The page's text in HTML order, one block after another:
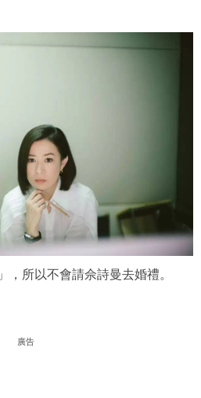
，所以不會請佘詩曼去婚禮。
廣告